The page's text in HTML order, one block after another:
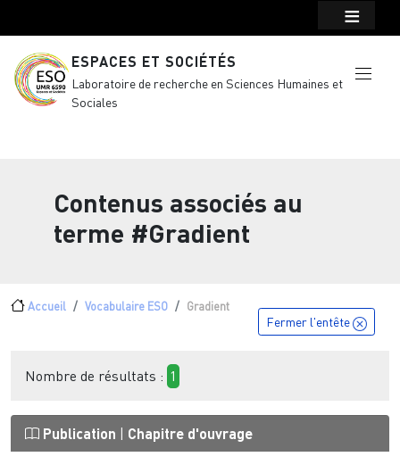
ESPACES ET SOCIÉTÉS
Laboratoire de recherche en Sciences Humaines et
Sociales
Contenus associés au
terme #Gradient
Fil d'Ariane
Accueil Vocabulaire ESO Gradient
Fermer l'entête
Nombre de résultats : 1
Publication Chapitre d'ouvrage